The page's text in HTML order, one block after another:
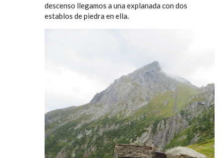
descenso llegamos a una explanada con dos
establos de piedra en ella.